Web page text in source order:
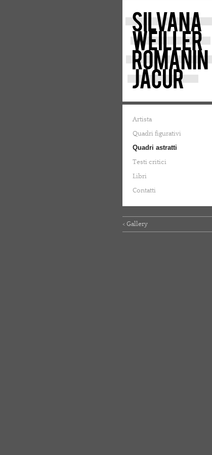
Artista
Quadri figurativi
Quadri astratti
Testi critici
Libri
Contatti
< Gallery